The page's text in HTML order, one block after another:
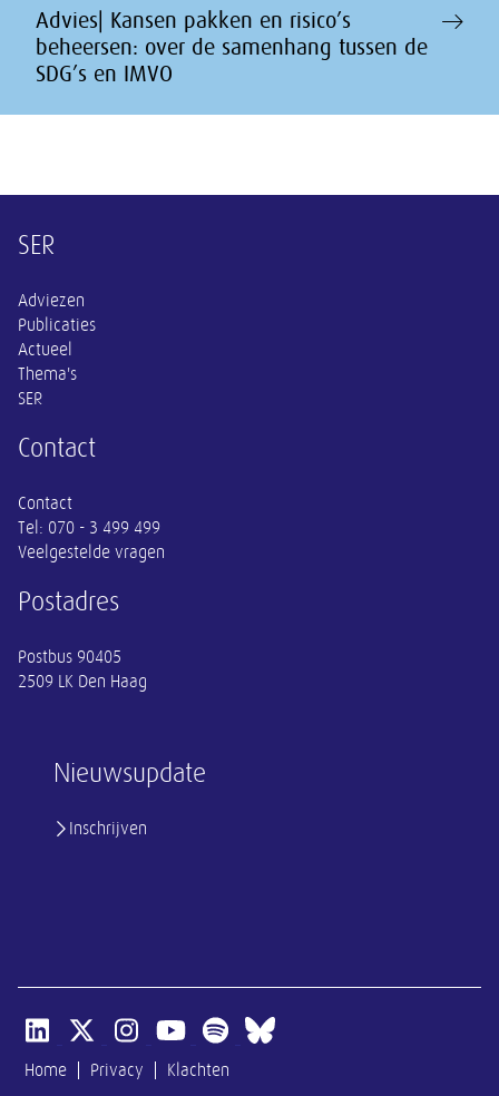
Advies| Kansen pakken en risico’s
beheersen: over de samenhang tussen de
SDG’s en IMVO
Overige informatie
Nieuwsupdate
Inschrijven
SER
Adviezen
Publicaties
Actueel
Thema's
SER
Contact
Contact
Tel: 070 - 3 499 499
Veelgestelde vragen
Postadres
Postbus 90405
2509 LK Den Haag
Open linkedin van SER
Open x-twitter van SER
Open instagram van SER
Open youtube van SER
Open spotify van SER
Open bluesky van SER
Home Privacy Klachten